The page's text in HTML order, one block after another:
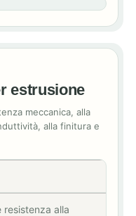
estrusione
meccanica, alla
alla finitura e
resistenza alla